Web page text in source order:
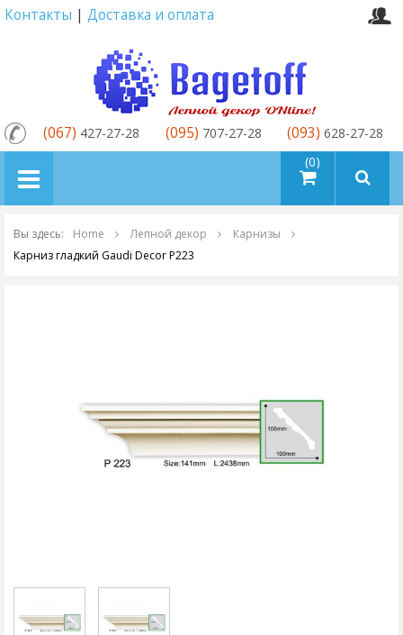
Контакты | Доставка и оплата
товаров (0)
(067) 427-27-28 (095) 707-27-28 (093) 628-27-28
Вы здесь: Home Лепной декор
Карнизы
Карниз гладкий Gaudi Decor P223